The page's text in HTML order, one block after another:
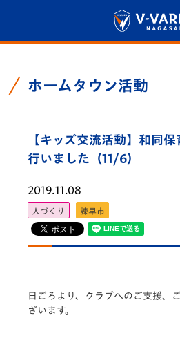
ホームタウン活動
【キッズ交流活動】和同
行いました（11/6）
2019.11.08
人づくり 諫早市
日ごろより、クラブへのご支援、
ざいます。